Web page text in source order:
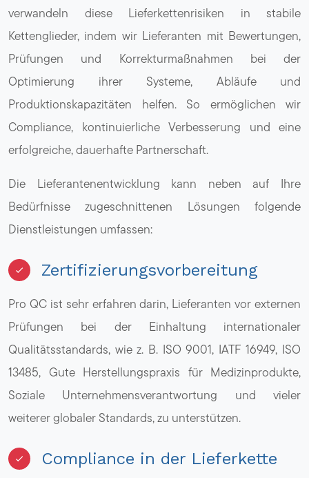
verwandeln diese Lieferkettenrisiken in stabile
Kettenglieder, indem wir Lieferanten mit Bewertungen,
Prüfungen und Korrekturmaßnahmen bei der
Optimierung ihrer Systeme, Abläufe und
Produktionskapazitäten helfen. So ermöglichen wir
Compliance, kontinuierliche Verbesserung und eine
erfolgreiche, dauerhafte Partnerschaft.
Die Lieferantenentwicklung kann neben auf Ihre
Bedürfnisse zugeschnittenen Lösungen folgende
Dienstleistungen umfassen:
Zertifizierungsvorbereitung
Pro QC ist sehr erfahren darin, Lieferanten vor externen
Prüfungen bei der Einhaltung internationaler
Qualitätsstandards, wie z. B. ISO 9001, IATF 16949, ISO
13485, Gute Herstellungspraxis für Medizinprodukte,
Soziale Unternehmensverantwortung und vieler
weiterer globaler Standards, zu unterstützen.
Compliance in der Lieferkette